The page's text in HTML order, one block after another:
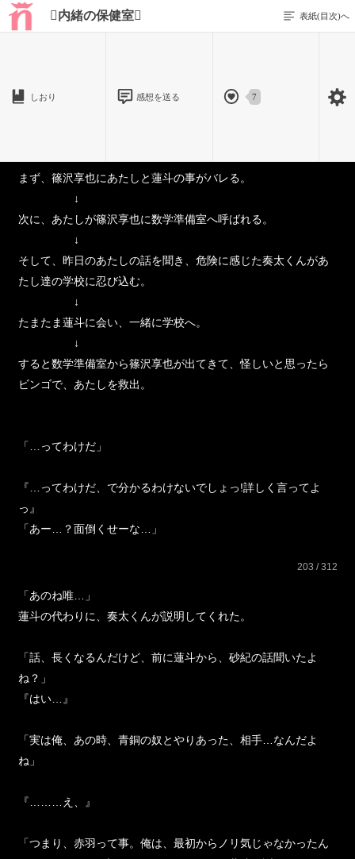
内緒の保健室 表紙(目次)へ
しおり 感想を送る 7
まず、篠沢享也にあたしと蓮斗の事がバレる。
↓
次に、あたしが篠沢享也に数学準備室へ呼ばれる。
↓
そして、昨日のあたしの話を聞き、危険に感じた奏太くんがあ
たし達の学校に忍び込む。
↓
たまたま蓮斗に会い、一緒に学校へ。
↓
すると数学準備室から篠沢享也が出てきて、怪しいと思ったら
ビンゴで、あたしを救出。
「…ってわけだ」
『…ってわけだ、で分かるわけないでしょっ!詳しく言ってよ
っ』
「あー…？面倒くせーな…」
203 / 312
「あのね唯…」
蓮斗の代わりに、奏太くんが説明してくれた。
「話、長くなるんだけど、前に蓮斗から、砂紀の話聞いたよ
ね？」
『はい…』
「実は俺、あの時、青銅の奴とやりあった、相手…なんだよ
ね」
『………え、』
「つまり、赤羽って事。俺は、最初からノリ気じゃなかったん